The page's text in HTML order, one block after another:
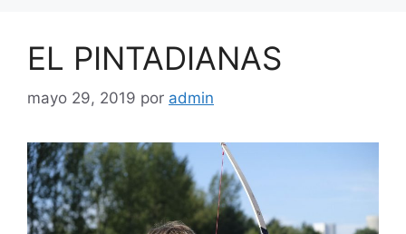
EL PINTADIANAS
mayo 29, 2019 por admin